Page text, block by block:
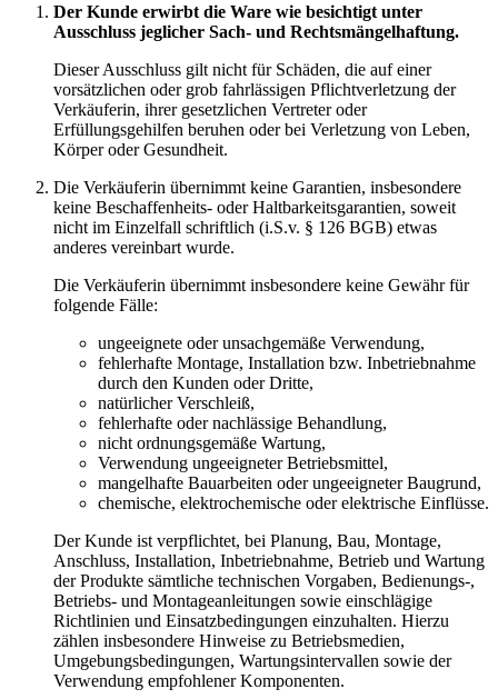
Der Kunde erwirbt die Ware wie besichtigt unter
Ausschluss jeglicher Sach- und Rechtsmängelhaftung.
Dieser Ausschluss gilt nicht für Schäden, die auf einer
vorsätzlichen oder grob fahrlässigen Pflichtverletzung der
Verkäuferin, ihrer gesetzlichen Vertreter oder
Erfüllungsgehilfen beruhen oder bei Verletzung von Leben,
Körper oder Gesundheit.
Die Verkäuferin übernimmt keine Garantien, insbesondere
keine Beschaffenheits- oder Haltbarkeitsgarantien, soweit
nicht im Einzelfall schriftlich (i.S.v. § 126 BGB) etwas
anderes vereinbart wurde.
Die Verkäuferin übernimmt insbesondere keine Gewähr für
folgende Fälle:
ungeeignete oder unsachgemäße Verwendung,
fehlerhafte Montage, Installation bzw. Inbetriebnahme
durch den Kunden oder Dritte,
natürlicher Verschleiß,
fehlerhafte oder nachlässige Behandlung,
nicht ordnungsgemäße Wartung,
Verwendung ungeeigneter Betriebsmittel,
mangelhafte Bauarbeiten oder ungeeigneter Baugrund,
chemische, elektrochemische oder elektrische Einflüsse.
Der Kunde ist verpflichtet, bei Planung, Bau, Montage,
Anschluss, Installation, Inbetriebnahme, Betrieb und Wartung
der Produkte sämtliche technischen Vorgaben, Bedienungs-,
Betriebs- und Montageanleitungen sowie einschlägige
Richtlinien und Einsatzbedingungen einzuhalten. Hierzu
zählen insbesondere Hinweise zu Betriebsmedien,
Umgebungsbedingungen, Wartungsintervallen sowie der
Verwendung empfohlener Komponenten.